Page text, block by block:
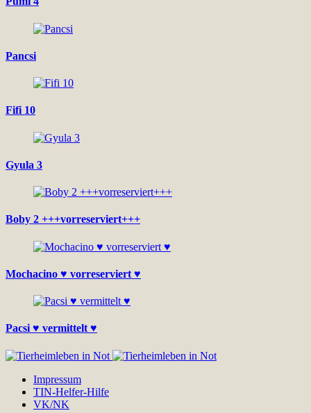
Pancsi
Fifi 10
Gyula 3
Boby 2 +++vorreserviert+++
Mochacino ♥ vorreserviert ♥
Pacsi ♥ vermittelt ♥
Impressum
TIN-Helfer-Hilfe
VK/NK